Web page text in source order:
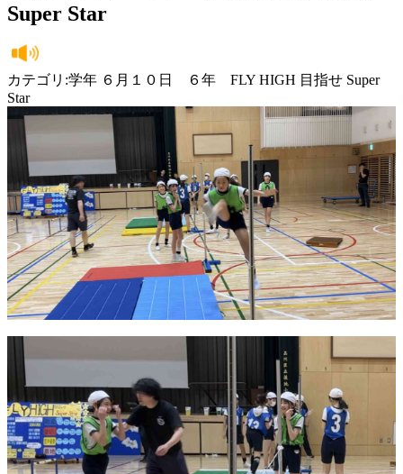
Super Star
カテゴリ:学年 ６月１０日 ６年 FLY HIGH 目指せ Super
Star